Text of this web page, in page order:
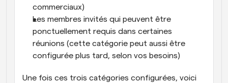
commerciaux)
Les membres invités qui peuvent être
ponctuellement requis dans certaines
réunions (cette catégorie peut aussi être
configurée plus tard, selon vos besoins)
Une fois ces trois catégories configurées, voici